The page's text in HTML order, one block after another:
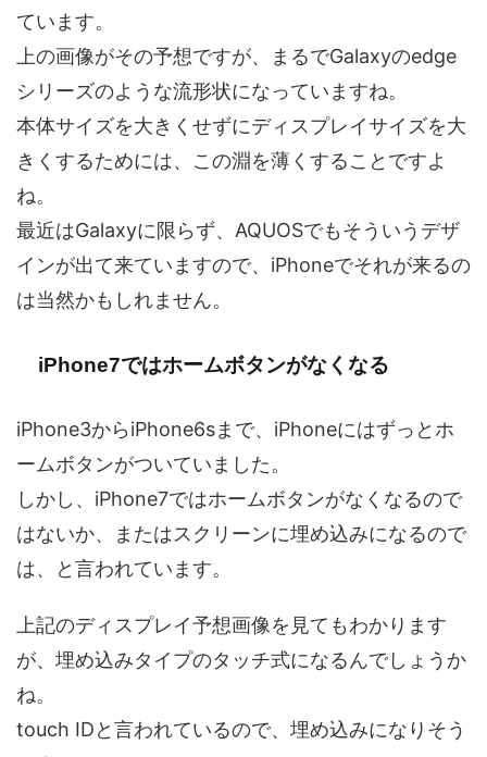
ています。
上の画像がその予想ですが、まるでGalaxyのedge
シリーズのような流形状になっていますね。
本体サイズを大きくせずにディスプレイサイズを大
きくするためには、この淵を薄くすることですよ
ね。
最近はGalaxyに限らず、AQUOSでもそういうデザ
インが出て来ていますので、iPhoneでそれが来るの
は当然かもしれません。
iPhone7ではホームボタンがなくなる
iPhone3からiPhone6sまで、iPhoneにはずっとホ
ームボタンがついていました。
しかし、iPhone7ではホームボタンがなくなるので
はないか、またはスクリーンに埋め込みになるので
は、と言われています。
上記のディスプレイ予想画像を見てもわかります
が、埋め込みタイプのタッチ式になるんでしょうか
ね。
touch IDと言われているので、埋め込みになりそう